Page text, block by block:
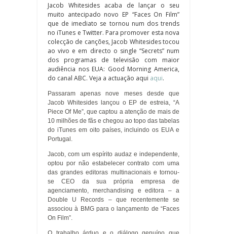
Jacob Whitesides acaba de lançar o seu
muito antecipado novo EP “Faces On Film”
que de imediato se tornou num dos trends
no iTunes e Twitter. Para promover esta nova
colecção de canções, Jacob Whitesides tocou
ao vivo e em directo o single “Secrets” num
dos programas de televisão com maior
audiência nos EUA: Good Morning America,
do canal ABC. Veja a actuação aqui aqui.
Passaram apenas nove meses desde que
Jacob Whitesides lançou o EP de estreia, “A
Piece Of Me”, que captou a atenção de mais de
10 milhões de fãs e chegou ao topo das tabelas
do iTunes em oito países, incluindo os EUA e
Portugal.
Jacob, com um espírito audaz e independente,
optou por não estabelecer contrato com uma
das grandes editoras multinacionais e tornou-
se CEO da sua própria empresa de
agenciamento, merchandising e editora – a
Double U Records – que recentemente se
associou à BMG para o lançamento de “Faces
On Film”.